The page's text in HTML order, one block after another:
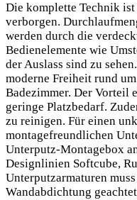
Die komplette Technik
verborgen.
werden durch die
Bedienelemente wie
der Auslass sind zu
moderne Freiheit rund
Badezimmer. Der Vorteil
geringe Platzbedarf.
zu reinigen. Für einen
montagefreundlichen
Unterputz-Montagebox
Designlinien Softcube,
Unterputzarmaturen
Wandabdichtung